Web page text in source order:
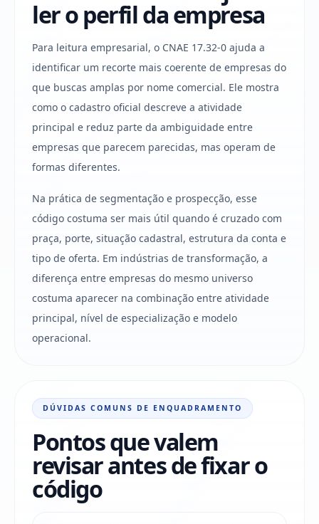
ler o perfil da empresa
Para leitura empresarial, o CNAE 17.32-0 ajuda a
identificar um recorte mais coerente de empresas do
que buscas amplas por nome comercial. Ele mostra
como o cadastro oficial descreve a atividade
principal e reduz parte da ambiguidade entre
empresas que parecem parecidas, mas operam de
formas diferentes.
Na prática de segmentação e prospecção, esse
código costuma ser mais útil quando é cruzado com
praça, porte, situação cadastral, estrutura da conta e
tipo de oferta. Em indústrias de transformação, a
diferença entre empresas do mesmo universo
costuma aparecer na combinação entre atividade
principal, nível de especialização e modelo
operacional.
DÚVIDAS COMUNS DE ENQUADRAMENTO
Pontos que valem
revisar antes de fixar o
código